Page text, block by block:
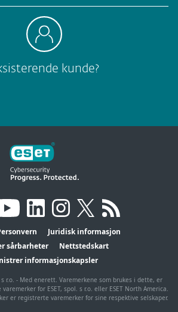
kunde?
Juridisk informasjon
sårbarheter
Nettstedskart
informasjonskapsler
s r.o. - Med enerett. Varemerkene som brukes i dette, er
for ESET, spol. s r.o. eller ESET North America.
er registrerte varemerker for sine respektive selskaper.